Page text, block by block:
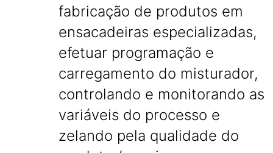
fabricação de produtos em
ensacadeiras especializadas,
efetuar programação e
carregamento do misturador,
controlando e monitorando as
variáveis do processo e
zelando pela qualidade do